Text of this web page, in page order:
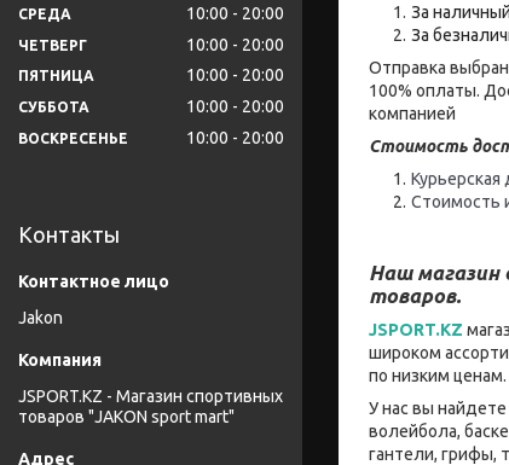
За
За
Отправка
100% оплаты.
компанией
Стоимость
Стоимость
Наш магазин
товаров.
JSPORT.KZ
широком
по низким
У нас вы
волейбола,
гантели, грифы,
СРЕДА 10:00 20:00
ЧЕТВЕРГ 10:00 20:00
ПЯТНИЦА 10:00 20:00
СУББОТА 10:00 20:00
ВОСКРЕСЕНЬЕ 10:00 20:00
Контакты
Jakon
JSPORT.KZ - Магазин спортивных
товаров "JAKON sport mart"